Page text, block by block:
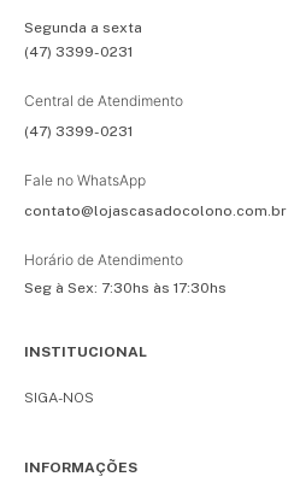
Segunda a sexta
(47) 3399-0231
Central de Atendimento
(47) 3399-0231
Fale no WhatsApp
contato@lojascasadocolono.com.br
Horário de Atendimento
Seg à Sex: 7:30hs às 17:30hs
INSTITUCIONAL
SIGA-NOS
INFORMAÇÕES